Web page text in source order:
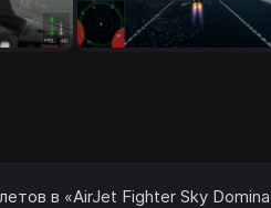
в «AirJet Fighter Sky